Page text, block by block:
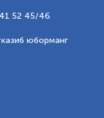
52 45/46
юборманг